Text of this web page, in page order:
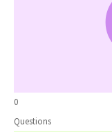
0
Questions